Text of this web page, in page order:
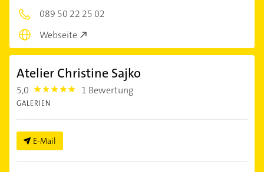
089 50 22 25 02
Webseite
Atelier Christine Sajko
5,0 5.0 1 Bewertung
GALERIEN
E-Mail